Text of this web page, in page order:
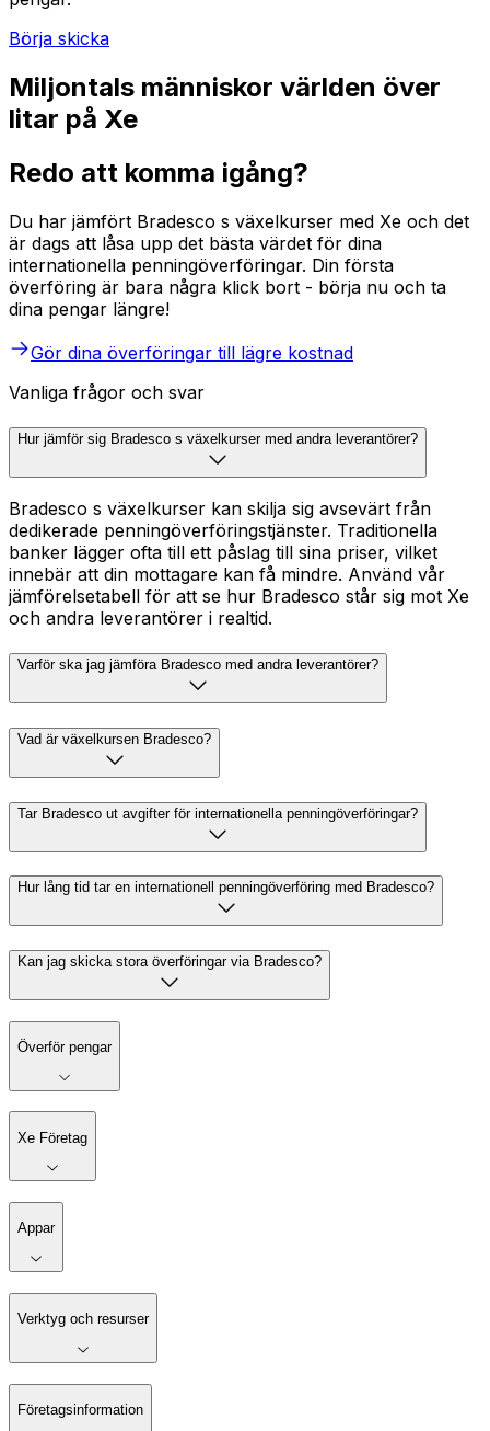
Börja skicka
Miljontals människor världen över
litar på Xe
Redo att komma igång?
Du har jämfört Bradesco s växelkurser med Xe och det
är dags att låsa upp det bästa värdet för dina
internationella penningöverföringar. Din första
överföring är bara några klick bort - börja nu och ta
dina pengar längre!
Gör dina överföringar till lägre kostnad
Vanliga frågor och svar
Hur jämför sig Bradesco s växelkurser med andra leverantörer?
Bradesco s växelkurser kan skilja sig avsevärt från
dedikerade penningöverföringstjänster. Traditionella
banker lägger ofta till ett påslag till sina priser, vilket
innebär att din mottagare kan få mindre. Använd vår
jämförelsetabell för att se hur Bradesco står sig mot Xe
och andra leverantörer i realtid.
Varför ska jag jämföra Bradesco med andra leverantörer?
Vad är växelkursen Bradesco?
Tar Bradesco ut avgifter för internationella penningöverföringar?
Hur lång tid tar en internationell penningöverföring med Bradesco?
Kan jag skicka stora överföringar via Bradesco?
Överför pengar
Xe Företag
Appar
Verktyg och resurser
Företagsinformation